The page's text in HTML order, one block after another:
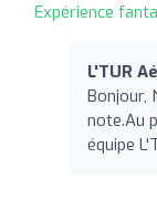
Expérience
L'TUR
Bonjour,
note.Au
équipe